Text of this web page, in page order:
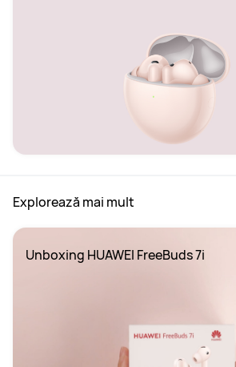
Explorează mai mult
Unboxing HUAWEI FreeBuds 7i